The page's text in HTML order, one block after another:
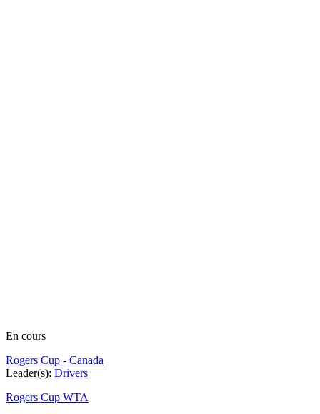
En cours
Rogers Cup - Canada
Leader(s): Drivers
Rogers Cup WTA